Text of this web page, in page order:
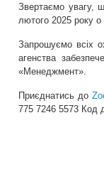
Звертаємо увагу,
лютого 2025 року о
Запрошуємо всіх
агенства
«Менеджмент».
Приєднатись до
775 7246 5573 Код